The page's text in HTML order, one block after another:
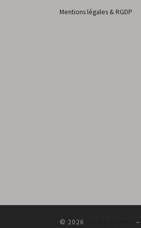
Mentions légales & RGDP
© 2026 –